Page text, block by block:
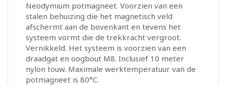
Neodymium potmagneet. Voorzien van een
stalen behuizing die het magnetisch veld
afschermt aan de bovenkant en tevens het
systeem vormt die de trekkracht vergroot.
Vernikkeld. Het systeem is voorzien van een
draadgat en oogbout M8. Inclusief 10 meter
nylon touw. Maximale werktemperatuur van de
potmagneet is 80°C.